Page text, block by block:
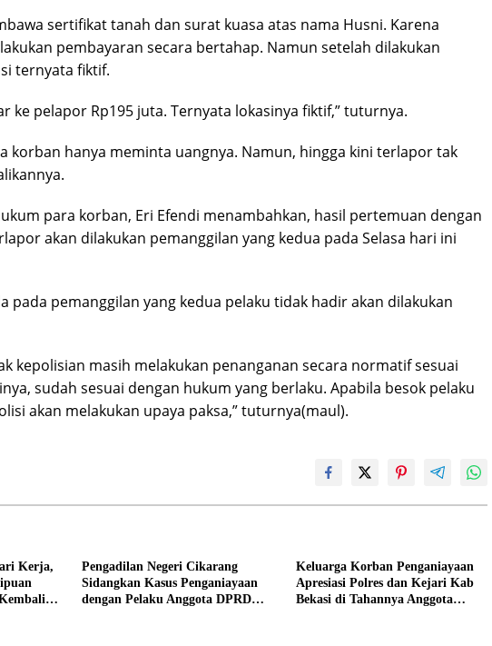
sertifikat tanah dan surat kuasa atas nama Husni. Karena
pembayaran secara bertahap. Namun setelah dilakukan
ternyata fiktif.
ke pelapor Rp195 juta. Ternyata lokasinya fiktif,” tuturnya.
korban hanya meminta uangnya. Namun, hingga kini terlapor tak
para korban, Eri Efendi menambahkan, hasil pertemuan dengan
akan dilakukan pemanggilan yang kedua pada Selasa hari ini
pada pemanggilan yang kedua pelaku tidak hadir akan dilakukan
kepolisian masih melakukan penanganan secara normatif sesuai
sudah sesuai dengan hukum yang berlaku. Apabila besok pelaku
akan melakukan upaya paksa,” tuturnya(maul).
Kerja,
Pengadilan Negeri Cikarang
Sidangkan Kasus Penganiayaan
dengan Pelaku Anggota DPRD
Keluarga Korban Penganiayaan
Apresiasi Polres dan Kejari Kab
Bekasi di Tahannya Anggota